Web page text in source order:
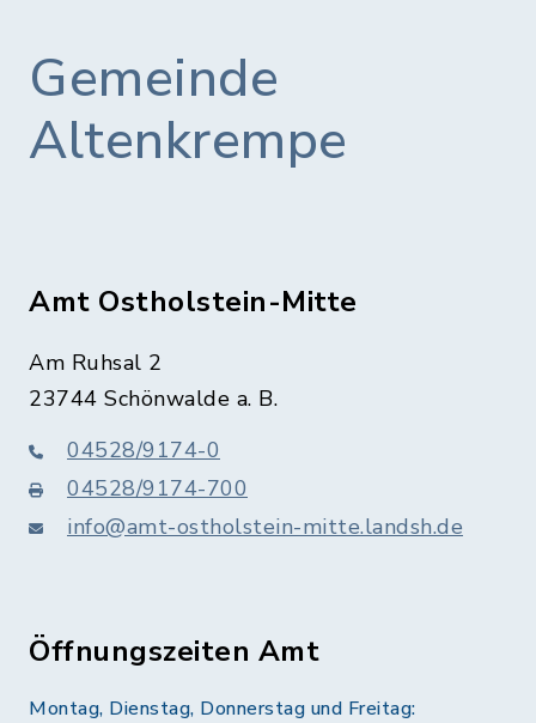
Gemeinde
Altenkrempe
Amt Ostholstein-Mitte
Am Ruhsal 2
23744 Schönwalde a. B.
04528/9174-0
04528/9174-700
info@amt-ostholstein-mitte.landsh.de
Öffnungszeiten Amt
Montag, Dienstag, Donnerstag und Freitag: